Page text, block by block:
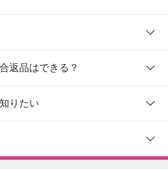
返品はできる？
りたい